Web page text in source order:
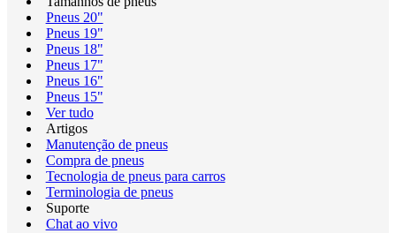
Pneus 20"
Pneus 19"
Pneus 18"
Pneus 17"
Pneus 16"
Pneus 15"
Ver tudo
Artigos
Manutenção de pneus
Compra de pneus
Tecnologia de pneus para carros
Terminologia de pneus
Suporte
Chat ao vivo